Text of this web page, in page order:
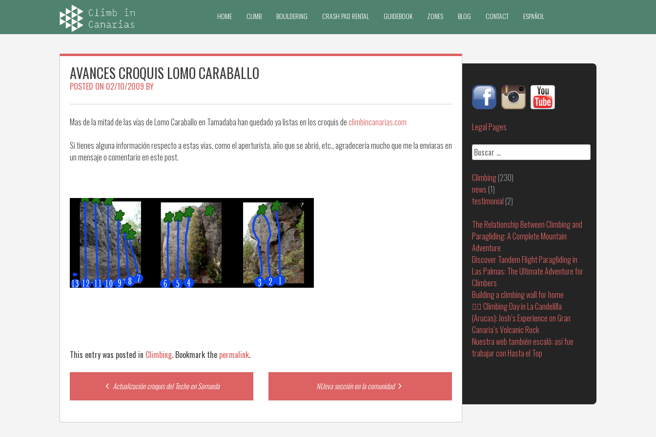
HOME CLIMB BOULDERING CRASH PAD RENTAL GUIDEBOOK ZONES BLOG CONTACT ESPAÑOL
AVANCES CROQUIS LOMO CARABALLO
POSTED ON 02/10/2009 BY
Mas de la mitad de las vías de Lomo Caraballo en Tamadaba han quedado ya listas en los croquis declimbincanarias.com
Si tienes alguna información respecto a estas vías, como el aperturista, año que se abrió, etc., agradecería mucho que me la enviaras en
un mensaje o comentario en este post.
This entry was posted in Climbing. Bookmark the permalink.
navigation
Actualización croquis del Techo en Sorrueda NUeva sección en la comunidad
Legal Pages
Buscar:
Climbing(230)
news (1)
testimonial (2)
The Relationship Between Climbing and
Paragliding: A Complete Mountain
Adventure
Discover Tandem Flight Paragliding in
Las Palmas: The Ultimate Adventure for
Climbers
Building a climbing wall for home
🧗‍♂️ Climbing Day in La Candelilla
(Arucas): Josh’s Experience on Gran
Canaria’s Volcanic Rock
Nuestra web también escaló: así fue
trabajar con Hasta el Top